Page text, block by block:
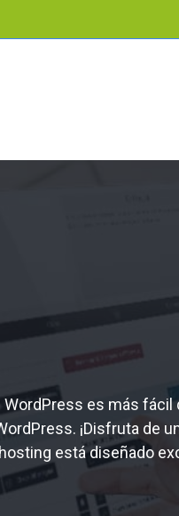
WordPress es más
¡Disfruta de
está diseñado